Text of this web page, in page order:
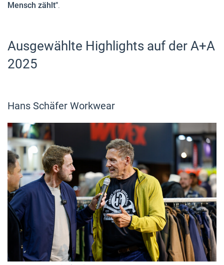
Mensch zählt".
Ausgewählte Highlights auf der A+A
2025
Hans Schäfer Workwear